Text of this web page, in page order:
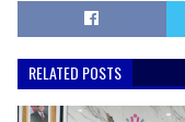
RELATED POSTS